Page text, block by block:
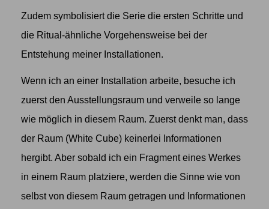
Zudem symbolisiert die Serie die ersten Schritte und
die Ritual-ähnliche Vorgehensweise bei der
Entstehung meiner Installationen.
Wenn ich an einer Installation arbeite, besuche ich
zuerst den Ausstellungsraum und verweile so lange
wie möglich in diesem Raum. Zuerst denkt man, dass
der Raum (White Cube) keinerlei Informationen
hergibt. Aber sobald ich ein Fragment eines Werkes
in einem Raum platziere, werden die Sinne wie von
selbst von diesem Raum getragen und Informationen